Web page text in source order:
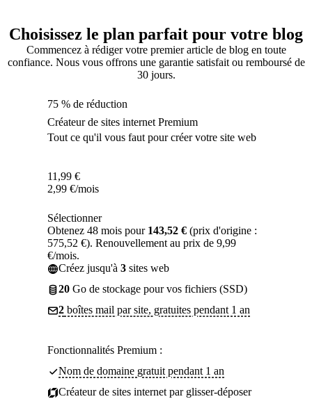
Choisissez le plan parfait pour votre blog
Commencez à rédiger votre premier article de blog en toute
confiance. Nous vous offrons une garantie satisfait ou remboursé de
30 jours.
75 % de réduction
Créateur de sites internet Premium
Tout ce qu'il vous faut pour créer votre site web
11,99 €
2,99 €/mois
Sélectionner
Obtenez 48 mois pour 143,52 € (prix d'origine :
575,52 €). Renouvellement au prix de 9,99
€/mois.
Créez jusqu'à 3 sites web
20 Go de stockage pour vos fichiers (SSD)
2 boîtes mail par site, gratuites pendant 1 an
Fonctionnalités Premium :
Nom de domaine gratuit pendant 1 an
Créateur de sites internet par glisser-déposer